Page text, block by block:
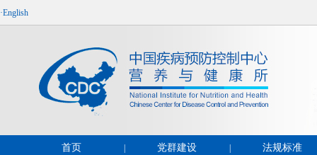
·English
首页 党群建设 法规标准